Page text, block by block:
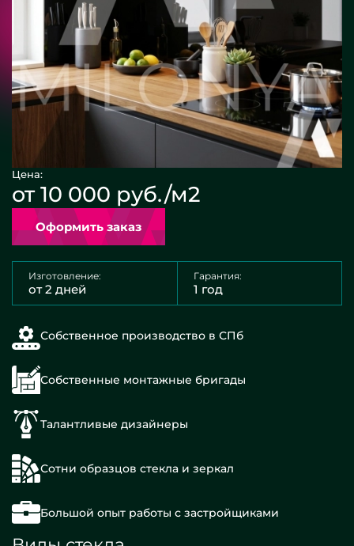
Цена:
от 10 000 руб./м2
Оформить заказ
Изготовление:
от 2 дней
Гарантия:
1 год
Собственное производство в СПб
Собственные монтажные бригады
Талантливые дизайнеры
Сотни образцов стекла и зеркал
Большой опыт работы с застройщиками